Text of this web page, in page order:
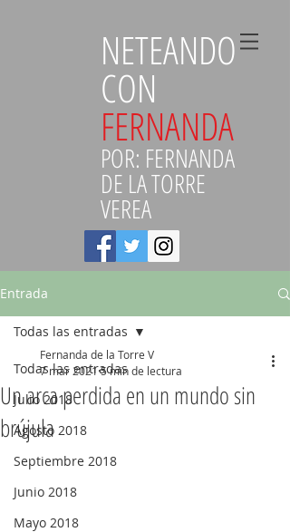
NETEANDO
CON
FERNANDA
POR: FERNANDA
DE LA TORRE
VEREA
Entrada
Todas las entradas
Julio 2018
Agosto 2018
Septiembre 2018
Junio 2018
Mayo 2018
Todas las entradas
Un arca perdida en un mundo sin
brújula
Fernanda de la Torre V
7 mar 20215 min de lectura